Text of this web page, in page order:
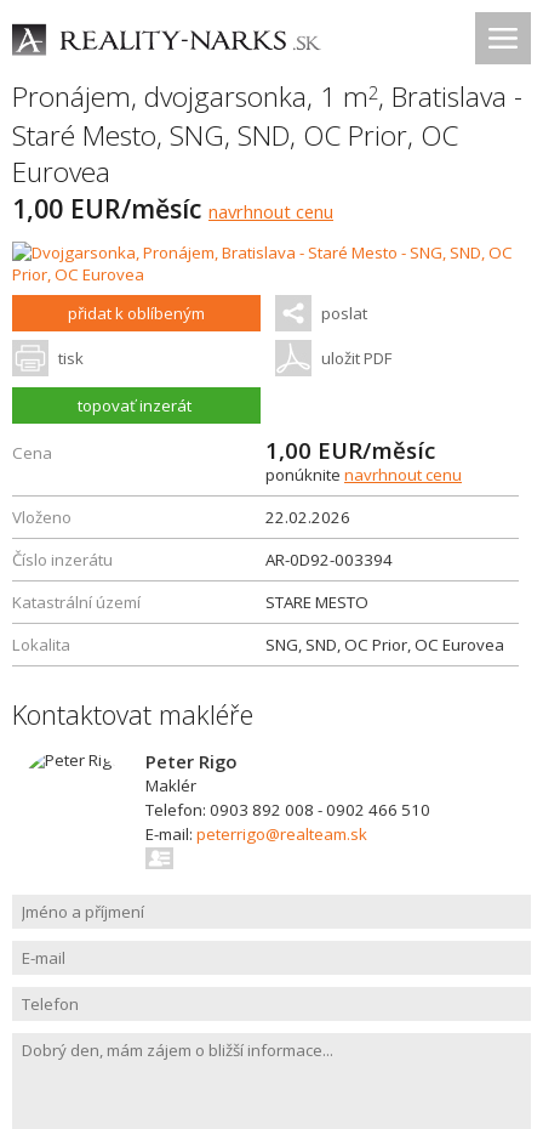
Pronájem, dvojgarsonka, 1 m2, Bratislava -
Staré Mesto, SNG, SND, OC Prior, OC
Eurovea
1,00 EUR/měsíc navrhnout cenu
přidat k oblíbeným poslat
tisk uložit PDF
topovať inzerát
Cena 1,00 EUR/měsíc
ponúknite navrhnout cenu
Vloženo
22.02.2026
Číslo inzerátu
AR-0D92-003394
Katastrální území
STARE MESTO
Lokalita
SNG, SND, OC Prior, OC Eurovea
Kontaktovat makléře
Peter Rigo
Maklér
Telefon: 0903 892 008 - 0902 466 510
E-mail: peterrigo@realteam.sk